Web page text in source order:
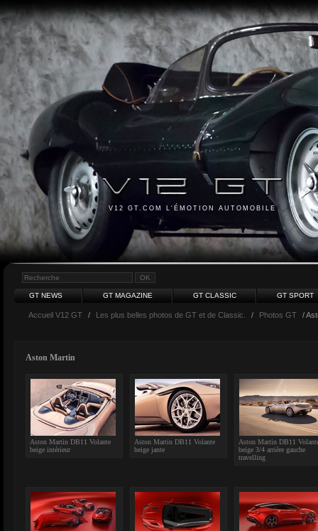
V12 GT.COM L'ÉMOTION AUTOMOBILE
GT NEWS GT MAGAZINE GT CLASSIC GT SPORT
Accueil V12 GT / Les plus belles photos de GT et de Classic. / Photos GT /
Aston Martin
Aston Martin DB11 Volante
beige intérieur
Aston Martin DB11 Volante
beige jante
Aston Martin DB11
beige 3/4 arrière gauche
travelling